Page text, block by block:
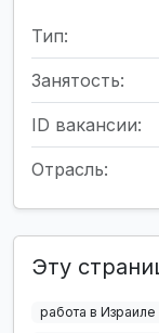
Тип:
Занятость:
ID вакансии:
Отрасль:
Эту
работа в Израиле